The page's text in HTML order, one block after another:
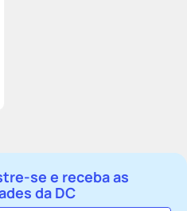
se e receba as
da DC